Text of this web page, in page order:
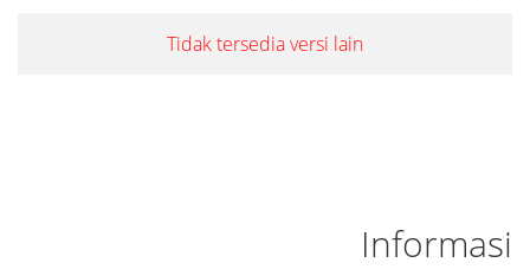
Tidak tersedia versi lain
Informasi